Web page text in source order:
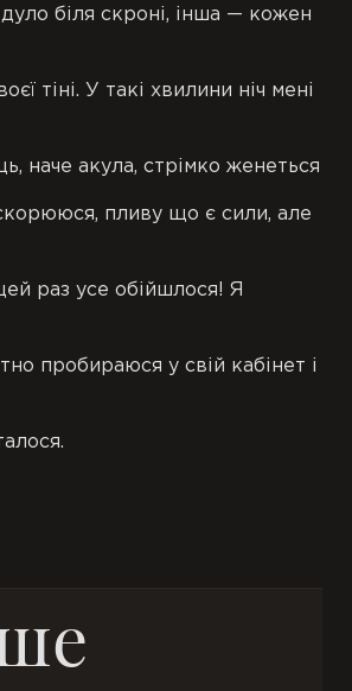
біля скроні, інша — кожен
тіні. У такі хвилини ніч мені
наче акула, стрімко женеться
пливу що є сили, але
раз усе обійшлося! Я
пробираюся у свій кабінет і